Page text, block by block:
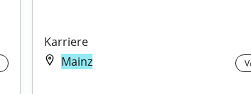
Karriere
Mainz